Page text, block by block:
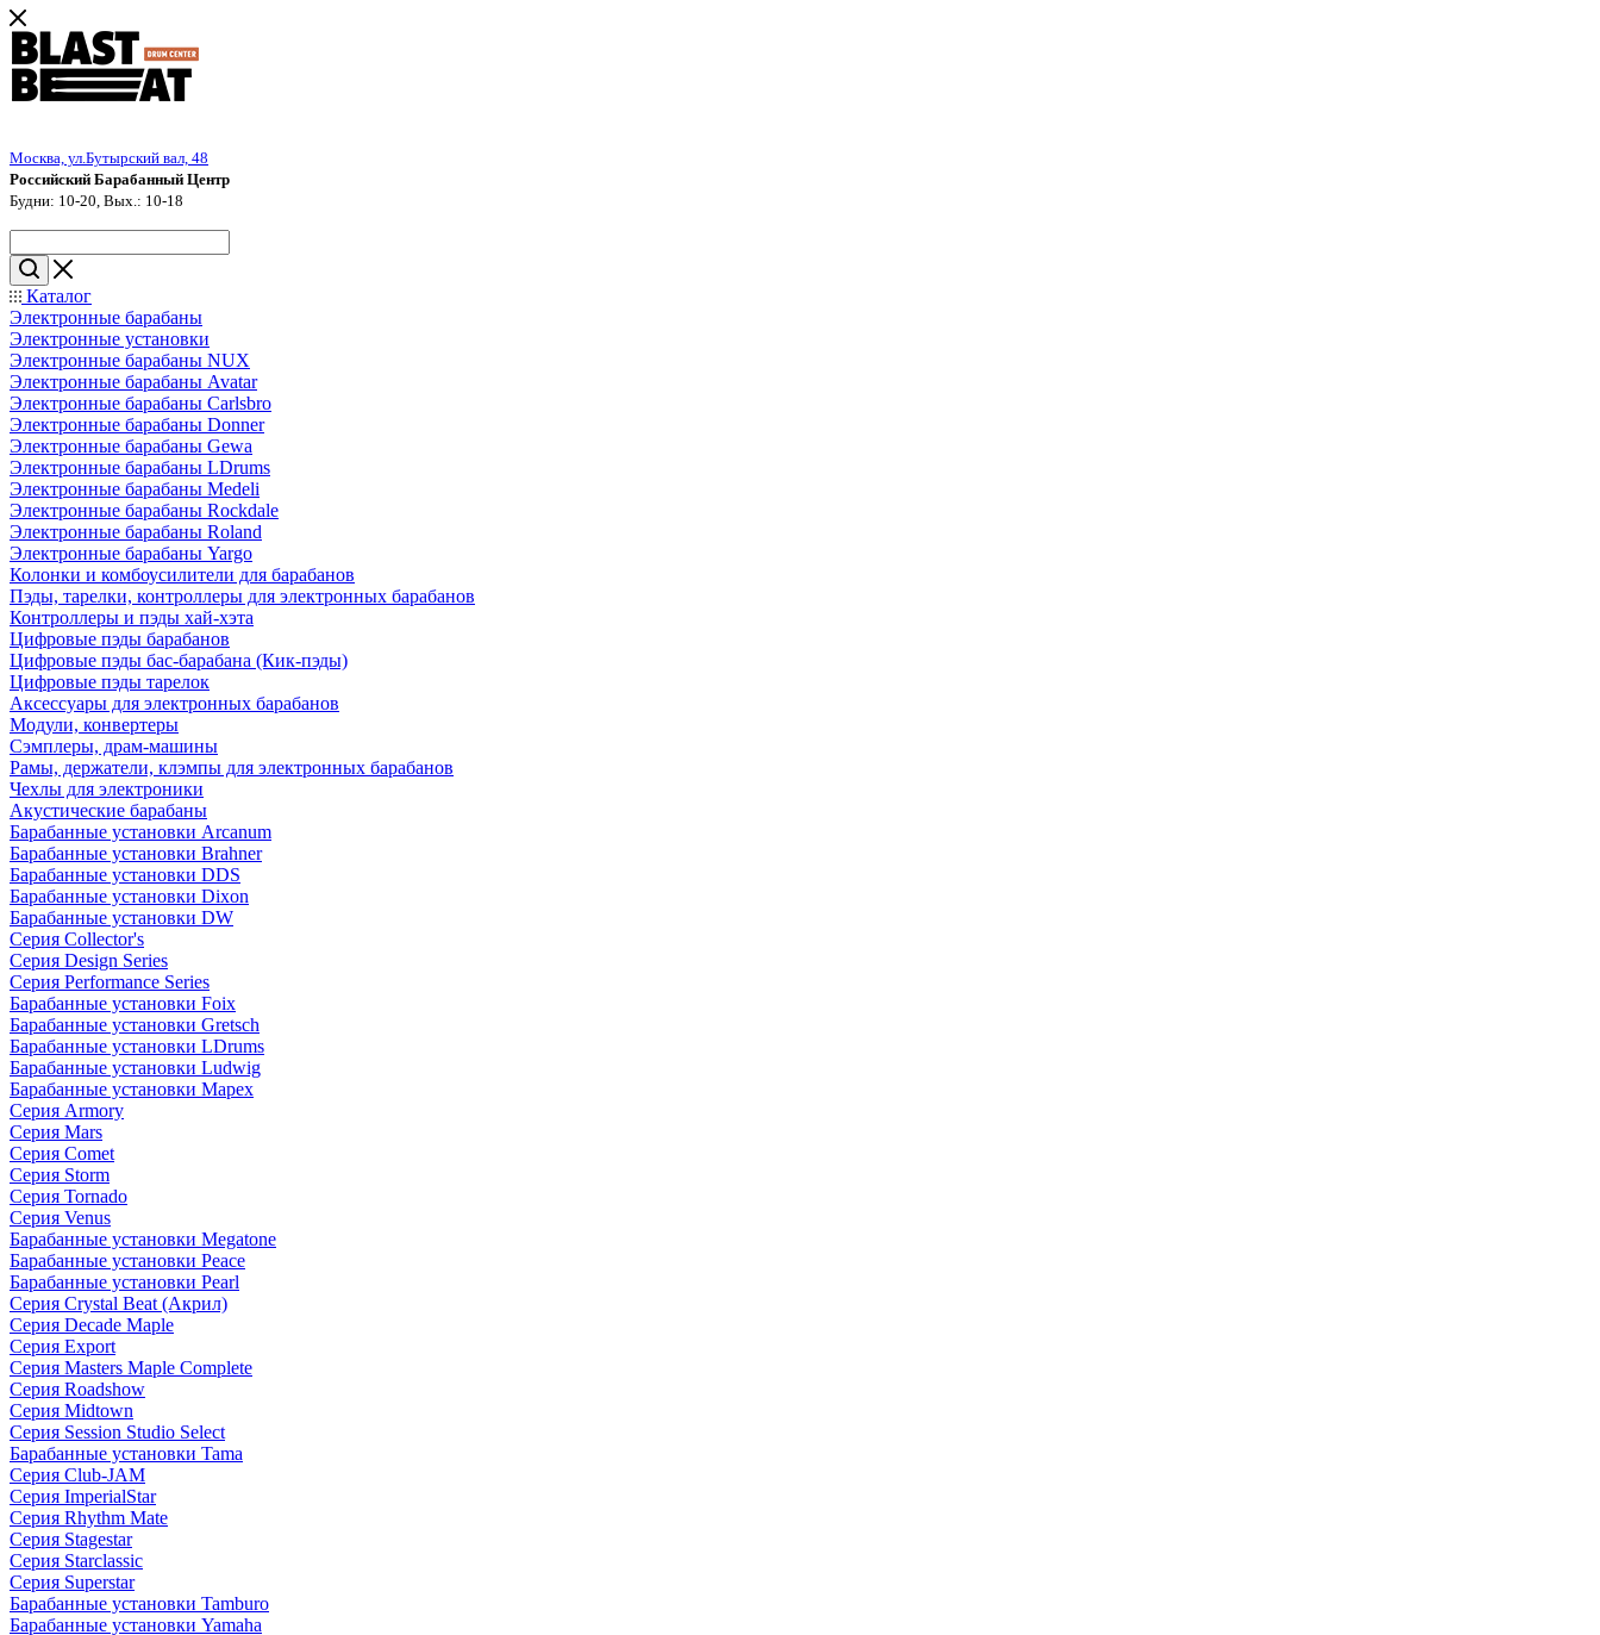
Москва, ул.Бутырский вал, 48
Российский Барабанный Центр
Будни: 10-20, Вых.: 10-18
Каталог
Электронные барабаны
Электронные установки
Электронные барабаны NUX
Электронные барабаны Avatar
Электронные барабаны Carlsbro
Электронные барабаны Donner
Электронные барабаны Gewa
Электронные барабаны LDrums
Электронные барабаны Medeli
Электронные барабаны Rockdale
Электронные барабаны Roland
Электронные барабаны Yargo
Колонки и комбоусилители для барабанов
Пэды, тарелки, контроллеры для электронных барабанов
Контроллеры и пэды хай-хэта
Цифровые пэды барабанов
Цифровые пэды бас-барабана (Кик-пэды)
Цифровые пэды тарелок
Аксессуары для электронных барабанов
Модули, конвертеры
Сэмплеры, драм-машины
Рамы, держатели, клэмпы для электронных барабанов
Чехлы для электроники
Акустические барабаны
Барабанные установки Arcanum
Барабанные установки Brahner
Барабанные установки DDS
Барабанные установки Dixon
Барабанные установки DW
Серия Collector's
Серия Design Series
Серия Performance Series
Барабанные установки Foix
Барабанные установки Gretsch
Барабанные установки LDrums
Барабанные установки Ludwig
Барабанные установки Mapex
Серия Armory
Серия Mars
Серия Comet
Серия Storm
Серия Tornado
Серия Venus
Барабанные установки Megatone
Барабанные установки Peace
Барабанные установки Pearl
Серия Crystal Beat (Акрил)
Серия Decade Maple
Серия Export
Серия Masters Maple Complete
Серия Roadshow
Серия Midtown
Серия Session Studio Select
Барабанные установки Tama
Серия Club-JAM
Серия ImperialStar
Серия Rhythm Mate
Серия Stagestar
Серия Starclassic
Серия Superstar
Барабанные установки Tamburo
Барабанные установки Yamaha